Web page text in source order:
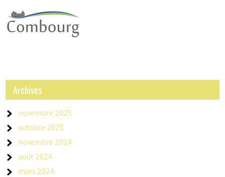
Archives
novembre 2025
octobre 2025
novembre 2024
août 2024
mars 2024